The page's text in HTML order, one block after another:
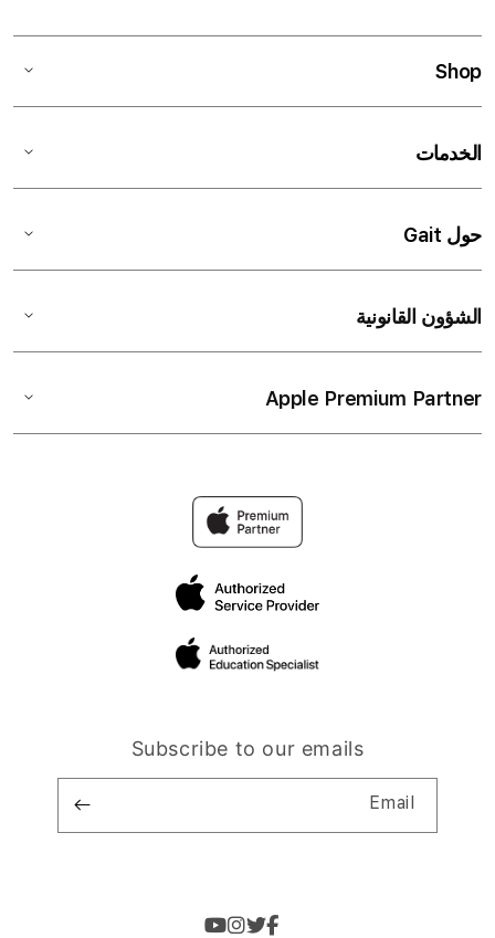
Shop
الخدمات
حول Gait
الشؤون القانونية
Apple Premium Partner
Subscribe to our emails
Email